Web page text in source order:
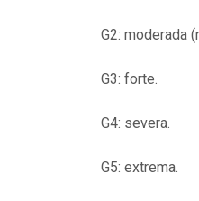
G2: moderada
G3: forte.
G4: severa.
G5: extrema.